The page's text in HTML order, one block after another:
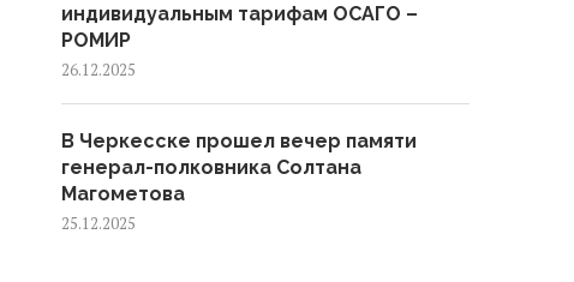
индивидуальным тарифам ОСАГО –
РОМИР
26.12.2025
В Черкесске прошел вечер памяти
генерал-полковника Солтана
Магометова
25.12.2025